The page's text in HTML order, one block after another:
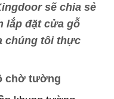
sẽ chia sẻ
lắp đặt cửa gỗ
chúng tôi thực
chờ tường